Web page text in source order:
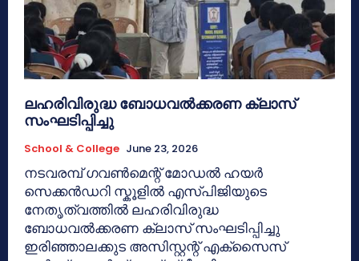
ലഹരിവിരുദ്ധ ബോധവൽക്കരണ ക്ലാസ്
സംഘടിപ്പിച്ചു
School & College June 23, 2026
നടവരമ്പ് ഗവൺമെന്റ് മോഡൽ ഹയർ
സെക്കൻഡറി സ്കൂളിൽ എസ്പിജിയുടെ
നേതൃത്വത്തിൽ ലഹരിവിരുദ്ധ
ബോധവൽക്കരണ ക്ലാസ് സംഘടിപ്പിച്ചു
ഇരിഞ്ഞാലക്കുട അസിസ്റ്റന്റ് എക്സൈസ്